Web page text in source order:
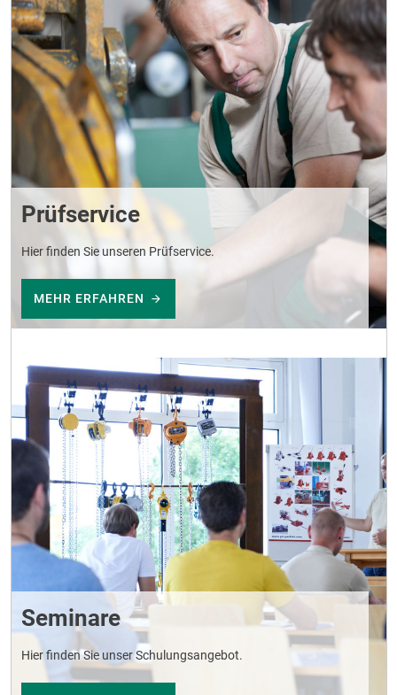
Prüfservice
Hier finden Sie unseren Prüfservice.
MEHR ERFAHREN
Seminare
Hier finden Sie unser Schulungsangebot.